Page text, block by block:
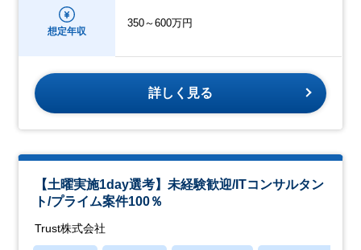
想定年収
350～600万円
詳しく見る
【土曜実施1day選考】未経験歓迎/ITコンサルタン
ト/プライム案件100％
Trust株式会社